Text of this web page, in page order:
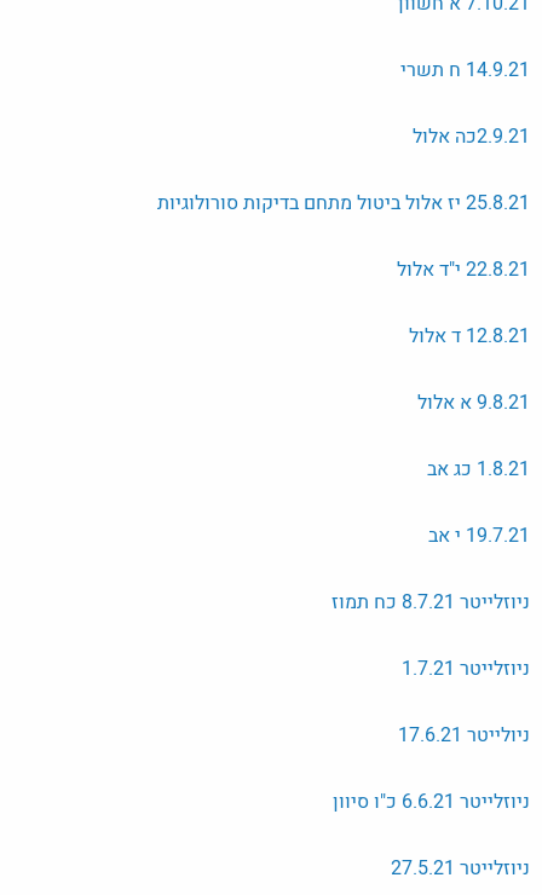
14.9.21 ח תשרי
2.9.21כה אלול
25.8.21 יז אלול ביטול מתחם בדיקות סורולוגיות
22.8.21 י"ד אלול
12.8.21 ד אלול
9.8.21 א אלול
1.8.21 כג אב
19.7.21 י אב
ניוזלייטר 8.7.21 כח תמוז
ניוזלייטר 1.7.21
ניולייטר 17.6.21
ניוזלייטר 6.6.21 כ"ו סיוון
ניוזלייטר 27.5.21